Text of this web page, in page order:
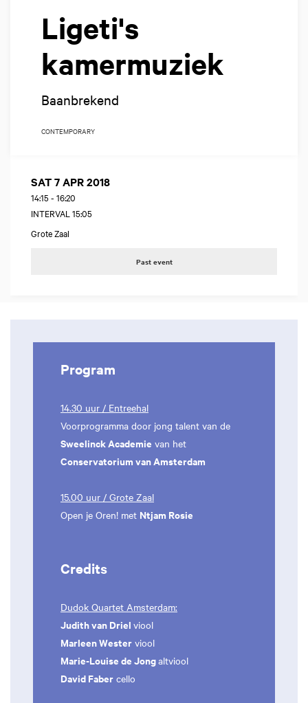
Ligeti's
kamermuziek
Baanbrekend
CONTEMPORARY
SAT 7 APR 2018
14:15 - 16:20
INTERVAL 15:05
Grote Zaal
Past event
Program
14.30 uur / Entreehal
Voorprogramma door jong talent van de
Sweelinck Academie van het
Conservatorium van Amsterdam
15.00 uur / Grote Zaal
Open je Oren! met Ntjam Rosie
Credits
Dudok Quartet Amsterdam:
Judith van Driel viool
Marleen Wester viool
Marie-Louise de Jongaltviool
David Faber cello